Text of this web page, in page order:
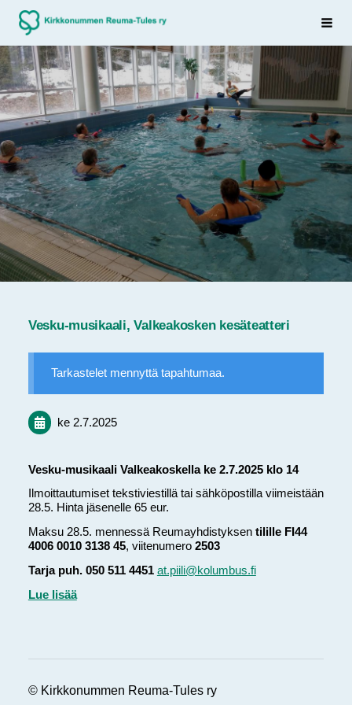
Siirry
sivun
sisältöön
Sivuston etusivulle
Vesku-musikaali, Valkeakosken kesäteatteri
Tarkastelet mennyttä tapahtumaa.
ke 2.7.2025
Vesku-musikaali Valkeakoskella ke 2.7.2025 klo 14
Ilmoittautumiset tekstiviestillä tai sähköpostilla viimeistään
28.5. Hinta jäsenelle 65 eur.
Maksu 28.5. mennessä Reumayhdistyksen tilille FI44
4006 0010 3138 45, viitenumero 2503
Tarja puh. 050 511 4451 at.piili@kolumbus.fi
Lue lisää
© Kirkkonummen Reuma-Tules ry